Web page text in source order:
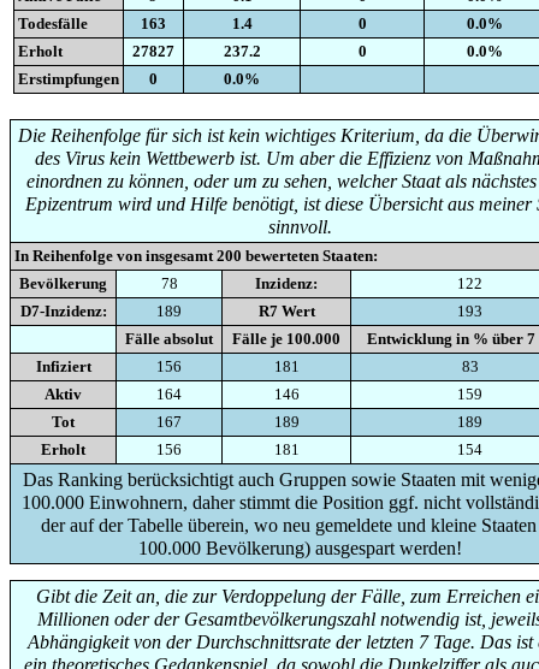
Todesfälle
163 1.4 0
0.0%
Erholt
27827 237.2 0
0.0%
Erstimpfungen
0 0.0%
Die Reihenfolge für sich ist kein wichtiges Kriterium, da die
des Virus kein Wettbewerb ist. Um aber die Effizienz von
einordnen zu können, oder um zu sehen, welcher Staat als
Epizentrum wird und Hilfe benötigt, ist diese Übersicht aus meiner
sinnvoll.
In Reihenfolge von insgesamt 200 bewerteten Staaten:
Bevölkerung
78 Inzidenz:
122
D7-Inzidenz:
189 R7 Wert
193
Fälle absolut
Fälle je 100.000
Entwicklung in % über 7
Infiziert
156 181
83
Aktiv
164 146
159
Tot
167 189
189
Erholt
156 181 154
Das Ranking berücksichtigt auch Gruppen sowie Staaten mit
100.000 Einwohnern, daher stimmt die Position ggf. nicht
der auf der Tabelle überein, wo neu gemeldete und kleine
100.000 Bevölkerung) ausgespart werden!
Gibt die Zeit an, die zur Verdoppelung der Fälle, zum Erreichen
Millionen oder der Gesamtbevölkerungszahl notwendig ist,
Abhängigkeit von der Durchschnittsrate der letzten 7 Tage. Das ist
ein theoretisches Gedankenspiel, da sowohl die Dunkelziffer als